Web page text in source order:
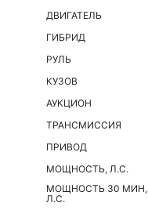
ДВИГАТЕЛЬ
ГИБРИД
РУЛЬ
КУЗОВ
АУКЦИОН
ТРАНСМИССИЯ
ПРИВОД
МОЩНОСТЬ, Л.С.
МОЩНОСТЬ 30 МИН,
Л.С.